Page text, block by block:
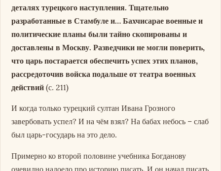
деталях турецкого наступления. Тщательно
разработанные в Стамбуле и… Бахчисарае военные и
политические планы были тайно скопированы и
доставлены в Москву. Разведчики не могли поверить,
что царь постарается обеспечить успех этих планов,
рассредоточив войска подальше от театра военных
действий (с. 211)
И когда только турецкий султан Ивана Грозного
завербовать успел? И на чём взял? На бабах небось – слаб
был царь-государь на это дело.
Примерно ко второй половине учебника Богданову
очевидно надоело про историю писать. И он начал писать